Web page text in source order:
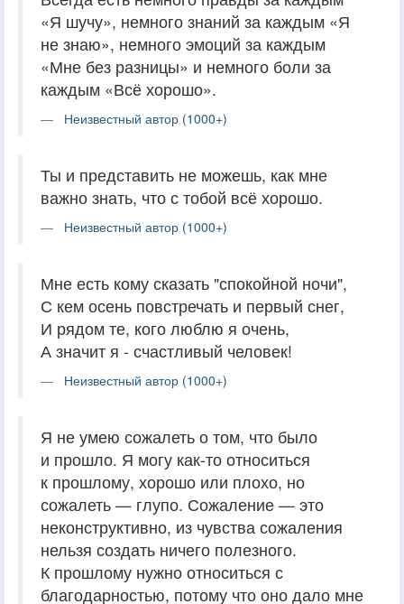
«Я шучу», немного знаний за каждым «Я
не знаю», немного эмоций за каждым
«Мне без разницы» и немного боли за
каждым «Всё хорошо».
Неизвестный автор (1000+)
Ты и представить не можешь, как мне
важно знать, что с тобой всё хорошо.
Неизвестный автор (1000+)
Мне есть кому сказать "спокойной ночи",
С кем осень повстречать и первый снег,
И рядом те, кого люблю я очень,
А значит я - счастливый человек!
Неизвестный автор (1000+)
Я не умею сожалеть о том, что было
и прошло. Я могу как-то относиться
к прошлому, хорошо или плохо, но
сожалеть — глупо. Сожаление — это
неконструктивно, из чувства сожаления
нельзя создать ничего полезного.
К прошлому нужно относиться с
благодарностью, потому что оно дало мне